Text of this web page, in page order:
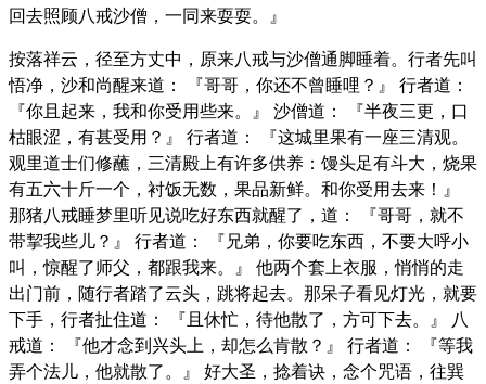
回去照顾八戒沙僧，一同来耍耍。』
按落祥云，径至方丈中，原来八戒与沙僧通脚睡着。行者先叫
悟净，沙和尚醒来道： 『哥哥，你还不曾睡哩？』 行者道：
『你且起来，我和你受用些来。』 沙僧道： 『半夜三更，口
枯眼涩，有甚受用？』 行者道： 『这城里果有一座三清观。
观里道士们修蘸，三清殿上有许多供养：馒头足有斗大，烧果
有五六十斤一个，衬饭无数，果品新鲜。和你受用去来！』
那猪八戒睡梦里听见说吃好东西就醒了，道： 『哥哥，就不
带挈我些儿？』 行者道： 『兄弟，你要吃东西，不要大呼小
叫，惊醒了师父，都跟我来。』 他两个套上衣服，悄悄的走
出门前，随行者踏了云头，跳将起去。那呆子看见灯光，就要
下手，行者扯住道： 『且休忙，待他散了，方可下去。』 八
戒道： 『他才念到兴头上，却怎么肯散？』 行者道： 『等我
弄个法儿，他就散了。』 好大圣，捻着诀，念个咒语，往巽